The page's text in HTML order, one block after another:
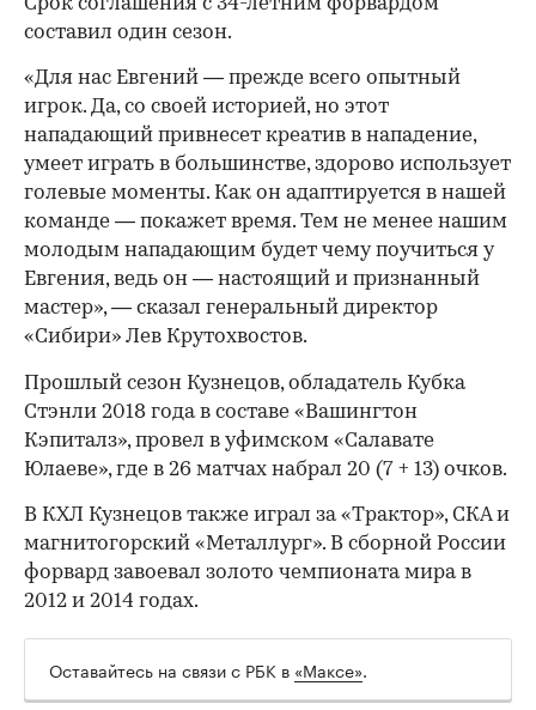
Срок соглашения с 34-летним форвардом
составил один сезон.
«Для нас Евгений — прежде всего опытный
игрок. Да, со своей историей, но этот
нападающий привнесет креатив в нападение,
умеет играть в большинстве, здорово использует
голевые моменты. Как он адаптируется в нашей
команде — покажет время. Тем не менее нашим
молодым нападающим будет чему поучиться у
Евгения, ведь он — настоящий и признанный
мастер», — сказал генеральный директор
«Сибири» Лев Крутохвостов.
00:00
Прошлый сезон Кузнецов, обладатель Кубка
Стэнли 2018 года в составе «Вашингтон
Кэпиталз», провел в уфимском «Салавате
Юлаеве», где в 26 матчах набрал 20 (7 + 13) очков.
В КХЛ Кузнецов также играл за «Трактор», СКА и
магнитогорский «Металлург». В сборной России
форвард завоевал золото чемпионата мира в
2012 и 2014 годах.
Оставайтесь на связи с РБК в «Максе».